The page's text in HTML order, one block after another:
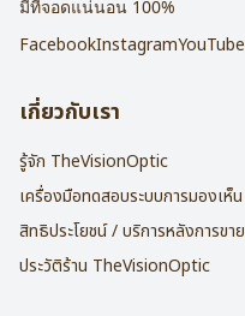
มีที่จอดแน่นอน 100%
FacebookInstagramYouTube
เกี่ยวกับเรา
รู้จัก TheVisionOptic
เครื่องมือทดสอบระบบการมองเห็น
สิทธิประโยชน์ / บริการหลังการขาย
ประวัติร้าน TheVisionOptic